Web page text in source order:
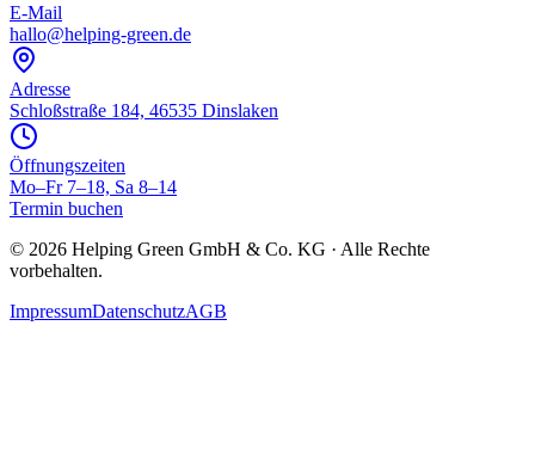
E-Mail
hallo@helping-green.de
Adresse
Schloßstraße 184, 46535 Dinslaken
Öffnungszeiten
Mo–Fr 7–18, Sa 8–14
Termin buchen
© 2026 Helping Green GmbH & Co. KG · Alle Rechte
vorbehalten.
ImpressumDatenschutzAGB